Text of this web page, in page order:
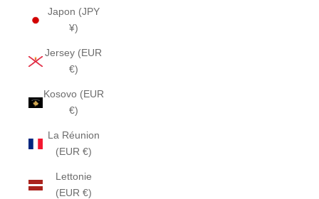
Japon (JPY
¥)
Jersey (EUR
€)
Kosovo (EUR
€)
La Réunion
(EUR €)
Lettonie
(EUR €)